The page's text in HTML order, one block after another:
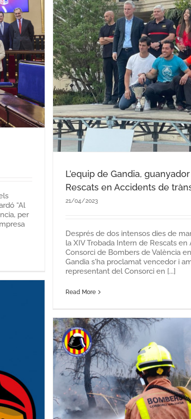
“Al
per
L’equip de Gandia,
Rescats en Accidents de
21/04/2023
Després de dos intensos dies de
la XIV Trobada Intern de Rescats
Consorci de Bombers de València
Gandia s'ha proclamat vencedor i
representant del Consorci en [...]
Read More